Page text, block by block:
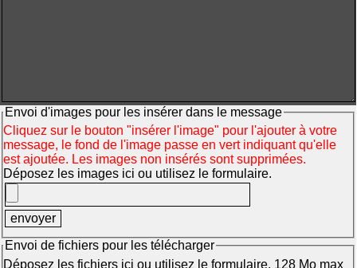
Envoi d'images pour les insérer dans le message
Cliquez sur le bouton "insérer l'image" pour l'ajouter à votre
message, le fond de l'image passe en vert indiquant qu'elle
est ajoutée. Les images non insérés sont supprimées.
Déposez les images ici ou utilisez le formulaire.
Envoi de fichiers pour les télécharger
Déposez les fichiers ici ou utilisez le formulaire. 128 Mo max